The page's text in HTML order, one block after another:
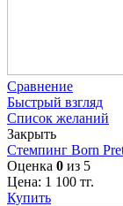
Сравнение
Быстрый взгляд
Список желаний
Закрыть
Стемпинг Born
Оценка 0 из 5
Цена: 1 100 тг.
Купить